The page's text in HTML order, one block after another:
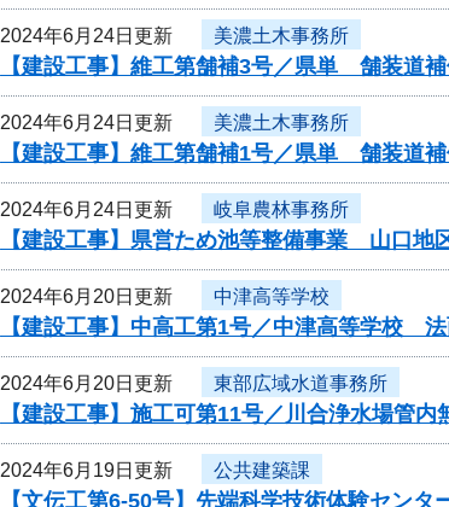
2024年6月24日更新 美濃土木事務所
【建設工事】維工第舗補3号／県単 舗装道
2024年6月24日更新 美濃土木事務所
【建設工事】維工第舗補1号／県単 舗装道
2024年6月24日更新 岐阜農林事務所
【建設工事】県営ため池等整備事業 山口
2024年6月20日更新 中津高等学校
【建設工事】中高工第1号／中津高等学校
2024年6月20日更新 東部広域水道事務所
【建設工事】施工可第11号／川合浄水場管
2024年6月19日更新 公共建築課
【文伝工第6-50号】先端科学技術体験セン